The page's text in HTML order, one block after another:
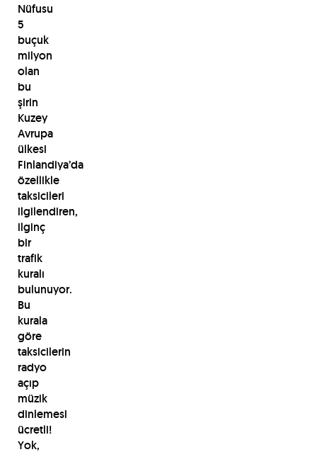
Nüfusu
5
buçuk
milyon
olan
bu
şirin
Kuzey
Avrupa
ülkesi
Finlandiya’da
özellikle
taksicileri
ilgilendiren,
ilginç
bir
trafik
kuralı
bulunuyor.
Bu
kurala
göre
taksicilerin
radyo
açıp
müzik
dinlemesi
ücretli!
Yok,